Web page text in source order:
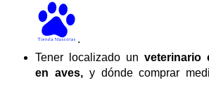
.
Tener localizado unveterinario
en aves, y dónde comprar